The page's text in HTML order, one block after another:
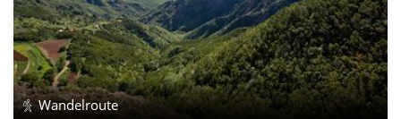
Wandelroute